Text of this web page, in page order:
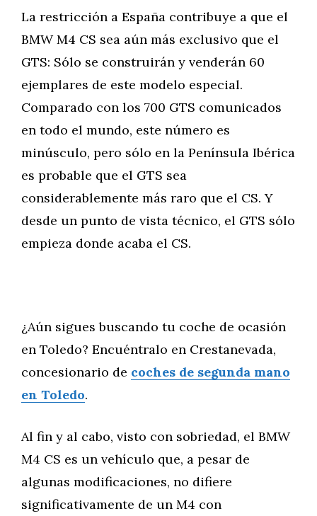
La restricción a España contribuye a que el
BMW M4 CS sea aún más exclusivo que el
GTS: Sólo se construirán y venderán 60
ejemplares de este modelo especial.
Comparado con los 700 GTS comunicados
en todo el mundo, este número es
minúsculo, pero sólo en la Península Ibérica
es probable que el GTS sea
considerablemente más raro que el CS. Y
desde un punto de vista técnico, el GTS sólo
empieza donde acaba el CS.
¿Aún sigues buscando tu coche de ocasión
en Toledo? Encuéntralo en Crestanevada,
concesionario de coches de segunda mano
en Toledo.
Al fin y al cabo, visto con sobriedad, el BMW
M4 CS es un vehículo que, a pesar de
algunas modificaciones, no difiere
significativamente de un M4 con